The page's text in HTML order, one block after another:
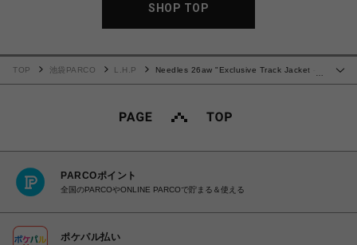
SHOP TOP
…
TOP 池袋PARCO L.H.P
Needles 26aw "Exclusive Track Jacket -
PARCOポイント
全国のPARCOやONLINE PARCOで貯まる＆使える
ポケパル払い